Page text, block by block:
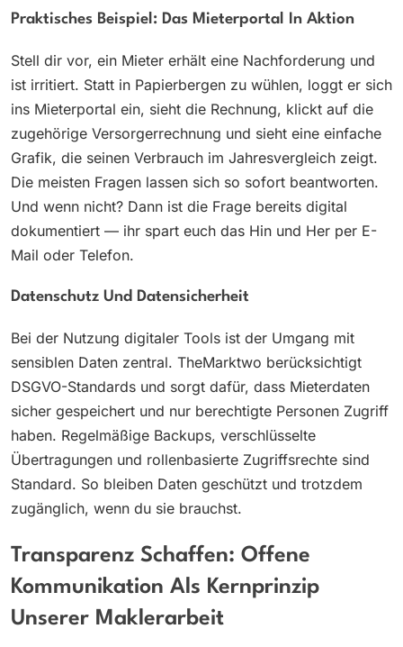
Praktisches Beispiel: Das Mieterportal In Aktion
Stell dir vor, ein Mieter erhält eine Nachforderung und
ist irritiert. Statt in Papierbergen zu wühlen, loggt er sich
ins Mieterportal ein, sieht die Rechnung, klickt auf die
zugehörige Versorgerrechnung und sieht eine einfache
Grafik, die seinen Verbrauch im Jahresvergleich zeigt.
Die meisten Fragen lassen sich so sofort beantworten.
Und wenn nicht? Dann ist die Frage bereits digital
dokumentiert — ihr spart euch das Hin und Her per E-
Mail oder Telefon.
Datenschutz Und Datensicherheit
Bei der Nutzung digitaler Tools ist der Umgang mit
sensiblen Daten zentral. TheMarktwo berücksichtigt
DSGVO-Standards und sorgt dafür, dass Mieterdaten
sicher gespeichert und nur berechtigte Personen Zugriff
haben. Regelmäßige Backups, verschlüsselte
Übertragungen und rollenbasierte Zugriffsrechte sind
Standard. So bleiben Daten geschützt und trotzdem
zugänglich, wenn du sie brauchst.
Transparenz Schaffen: Offene
Kommunikation Als Kernprinzip
Unserer Maklerarbeit